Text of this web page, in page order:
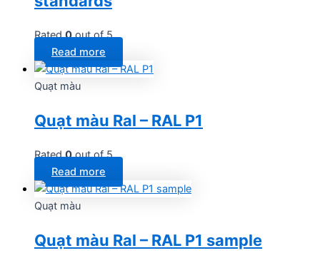
Rated0out of 5
Read more
Quạt màu
Quạt màu Ral – RAL P1
Rated0out of 5
Read more
Quạt màu
Quạt màu Ral – RAL P1 sample